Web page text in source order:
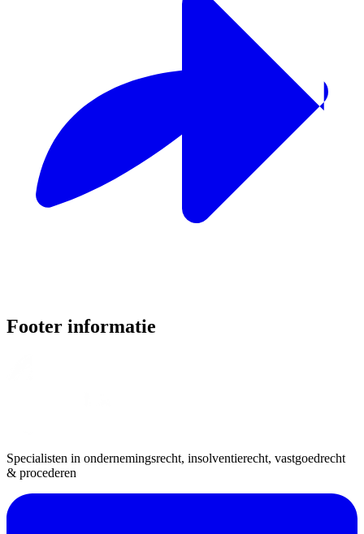
Footer informatie
Specialisten in ondernemingsrecht, insolventierecht, vastgoedrecht
& procederen